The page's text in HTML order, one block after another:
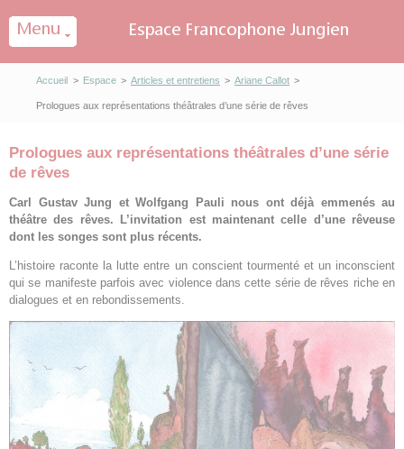
Accueil > Espace > Articles et entretiens > Ariane Callot >
Prologues aux représentations théâtrales d’une série de rêves
Prologues aux représentations théâtrales d’une série
de rêves
Carl Gustav Jung et Wolfgang Pauli nous ont déjà emmenés au
théâtre des rêves. L’invitation est maintenant celle d’une rêveuse
dont les songes sont plus récents.
L’histoire raconte la lutte entre un conscient tourmenté et un inconscient
qui se manifeste parfois avec violence dans cette série de rêves riche en
dialogues et en rebondissements.